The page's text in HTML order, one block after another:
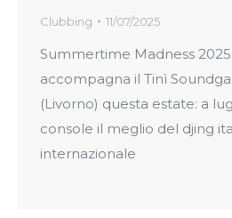
Clubbing 11/07/2025
Summertime Madness
accompagna il Tinì
(Livorno) questa estate: a
console il meglio del djing
internazionale